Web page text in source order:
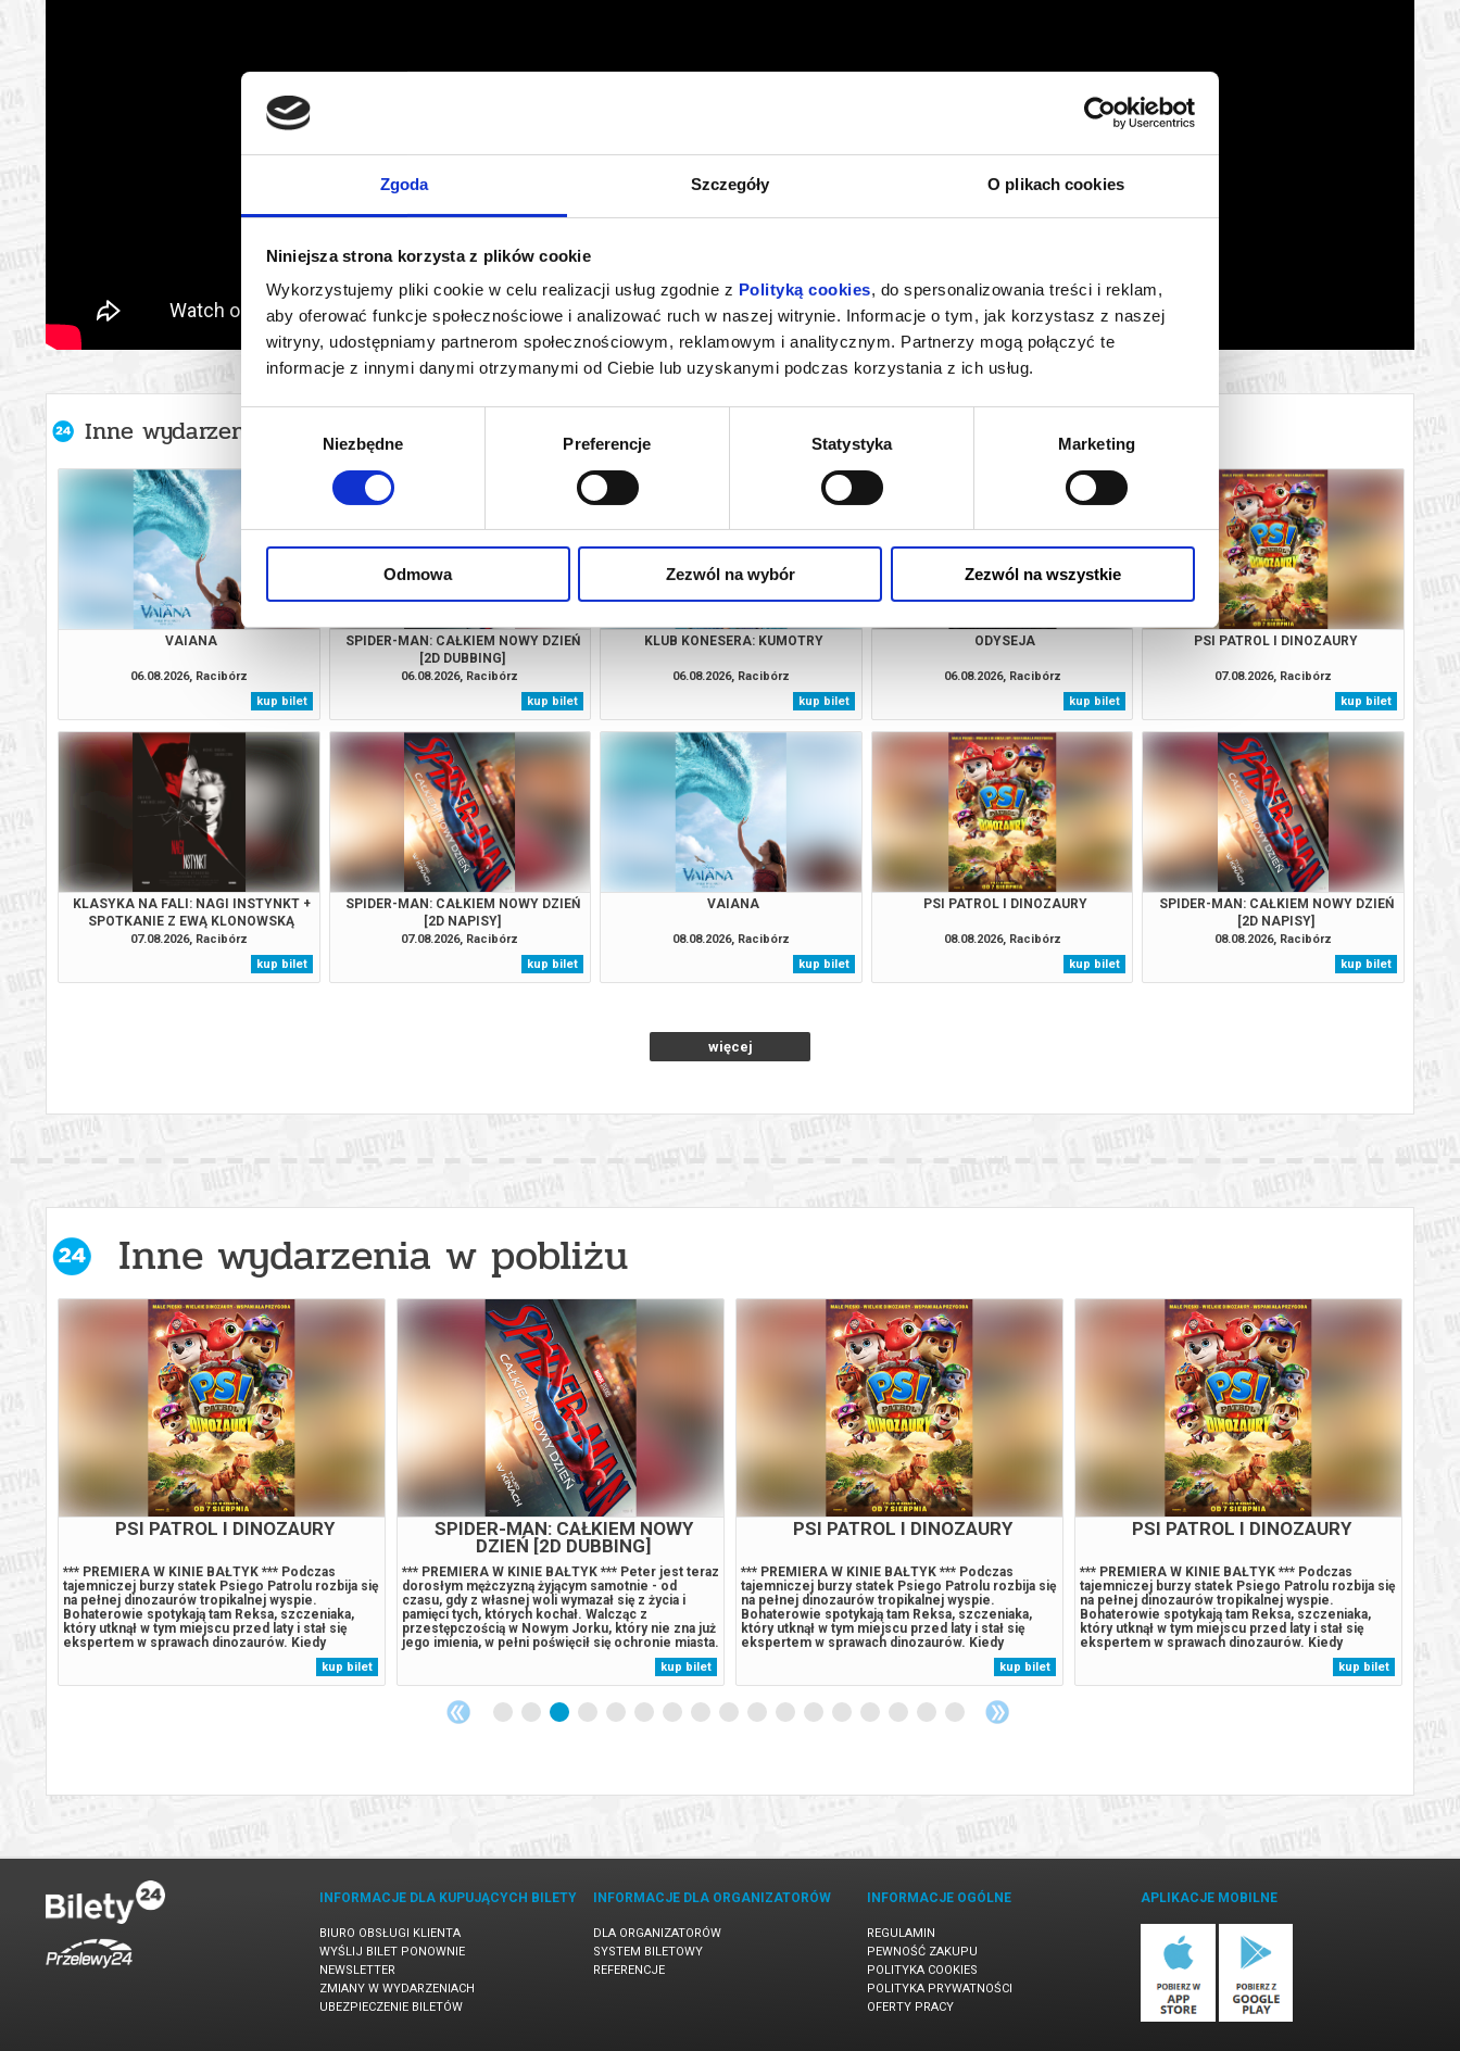
Zgoda Szczegóły O plikach cookies
Niniejsza strona korzysta z plików cookie
Wykorzystujemy pliki cookie w celu realizacji usług zgodnie z Polityką cookies, do spersonalizowania treści i reklam,
aby oferować funkcje społecznościowe i analizować ruch w naszej witrynie. Informacje o tym, jak korzystasz z naszej
witryny, udostępniamy partnerom społecznościowym, reklamowym i analitycznym. Partnerzy mogą połączyć te
informacje z innymi danymi otrzymanymi od Ciebie lub uzyskanymi podczas korzystania z ich usług.
Niezbędne Preferencje Statystyka Marketing
Odmowa Zezwól na wybór Zezwól na wszystkie
Inne wydarzenia organizatora
VAIANA
06.08.2026, Racibórz
kup bilet
SPIDER-MAN: CAŁKIEM NOWY DZIEŃ
[2D DUBBING]
06.08.2026, Racibórz
kup bilet
KLUB KONESERA: KUMOTRY
06.08.2026, Racibórz
kup bilet
ODYSEJA
06.08.2026, Racibórz
kup bilet
PSI PATROL I DINOZAURY
07.08.2026, Racibórz
kup bilet
KLASYKA NA FALI: NAGI INSTYNKT +
SPOTKANIE Z EWĄ KLONOWSKĄ
07.08.2026, Racibórz
kup bilet
SPIDER-MAN: CAŁKIEM NOWY DZIEŃ
[2D NAPISY]
07.08.2026, Racibórz
kup bilet
VAIANA
08.08.2026, Racibórz
kup bilet
PSI PATROL I DINOZAURY
08.08.2026, Racibórz
kup bilet
SPIDER-MAN: CAŁKIEM NOWY DZIEŃ
[2D NAPISY]
08.08.2026, Racibórz
kup bilet
więcej
Inne wydarzenia w pobliżu
się
PSI PATROL I DINOZAURY
*** PREMIERA W KINIE BAŁTYK *** Podczas
tajemniczej burzy statek Psiego Patrolu rozbija się
na pełnej dinozaurów tropikalnej wyspie.
Bohaterowie spotykają tam Reksa, szczeniaka,
który utknął w tym miejscu przed laty i stał się
ekspertem w sprawach dinozaurów. Kiedy
Humdinger, główny rywal Psiego Patrolu, zaczyna
lekkomyślnie eksploatować zasoby naturalne
wyspy, doprowadza do wybuchu ogromnego,
kup bilet
SPIDER-MAN: CAŁKIEM NOWY
DZIEŃ [2D DUBBING]
*** PREMIERA W KINIE BAŁTYK *** Peter jest teraz
dorosłym mężczyzną żyjącym samotnie - od
czasu, gdy z własnej woli wymazał się z życia i
pamięci tych, których kochał. Walcząc z
przestępczością w Nowym Jorku, który nie zna już
jego imienia, w pełni poświęcił się ochronie miasta.
Gdy rosnące wymagania zaczynają go przytłaczać,
presja wywołuje zaskakującą fizyczną przemianę,
która zagraża jego istnieniu,...
kup bilet
PSI PATROL I DINOZAURY
*** PREMIERA W KINIE BAŁTYK *** Podczas
tajemniczej burzy statek Psiego Patrolu rozbija się
na pełnej dinozaurów tropikalnej wyspie.
Bohaterowie spotykają tam Reksa, szczeniaka,
który utknął w tym miejscu przed laty i stał się
ekspertem w sprawach dinozaurów. Kiedy
Humdinger, główny rywal Psiego Patrolu, zaczyna
lekkomyślnie eksploatować zasoby naturalne
wyspy, doprowadza do wybuchu ogromnego,
uśpionego...
kup bilet
PSI PATROL I DINOZAURY
*** PREMIERA W KINIE BAŁTYK *** Podczas
tajemniczej burzy statek Psiego Patrolu rozbija się
na pełnej dinozaurów tropikalnej wyspie.
Bohaterowie spotykają tam Reksa, szczeniaka,
który utknął w tym miejscu przed laty i stał się
ekspertem w sprawach dinozaurów. Kiedy
Humdinger, główny rywal Psiego Patrolu, zaczyna
lekkomyślnie eksploatować zasoby naturalne
wyspy, doprowadza do wybuchu ogromnego,
kup bilet
INFORMACJE DLA KUPUJĄCYCH BILETY
BIURO OBSŁUGI KLIENTA
WYŚLIJ BILET PONOWNIE
NEWSLETTER
ZMIANY W WYDARZENIACH
UBEZPIECZENIE BILETÓW
INFORMACJE DLA ORGANIZATORÓW
DLA ORGANIZATORÓW
SYSTEM BILETOWY
REFERENCJE
INFORMACJE OGÓLNE
REGULAMIN
PEWNOŚĆ ZAKUPU
POLITYKA COOKIES
POLITYKA PRYWATNOŚCI
OFERTY PRACY
APLIKACJE MOBILNE